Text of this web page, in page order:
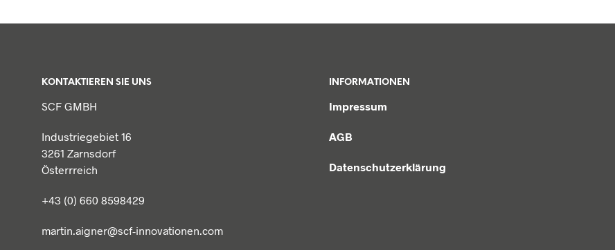
KONTAKTIEREN SIE UNS
SCF GMBH
Industriegebiet 16
3261 Zarnsdorf
Österrreich
+43 (0) 660 8598429
martin.aigner@scf-innovationen.com
INFORMATIONEN
Impressum
AGB
Datenschutzerklärung